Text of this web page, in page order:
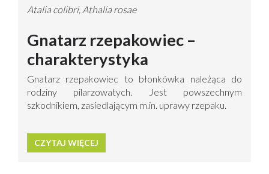
Atalia colibri, Athalia rosae
Gnatarz rzepakowiec –
charakterystyka
Gnatarz rzepakowiec to błonkówka należąca do
rodziny pilarzowatych. Jest powszechnym
szkodnikiem, zasiedlającym m.in. uprawy rzepaku.
CZYTAJ WIĘCEJ